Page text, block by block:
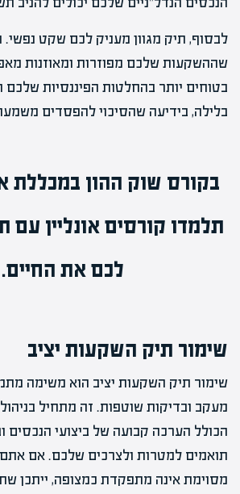
לבסוף, תיק מגוון מעניק לכם שקט נפשי.
שההשקעות שלכם מפוזרות ומאוזנות
בטוחים יותר בהחלטות הפיננסיות שלכם
בלילה, בידיעה שהסיכוי להפסדים
בקורס שוק ההון במכללת
תלמדו קורסים אונליין עם
לכם את החיים.
שימור תיק השקעות יציב
שימור תיק השקעות יציב הוא משימה
מעקב ובדיקות שוטפות. זה מתחיל
הכולל הערכה קבועה של ביצועי הנכסים
תואמים למטרות ולצרכים שלכם. אם
מסוימת אינה מתפקדת כמצופה, ייתכן